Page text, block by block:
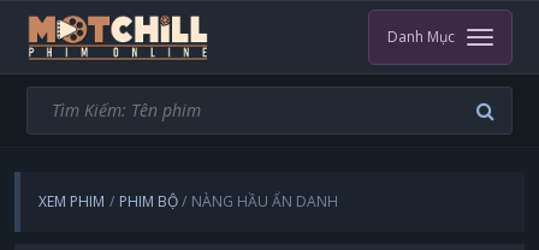
Danh Mục
XEM PHIM PHIM BỘ NÀNG HẦU ẨN DANH